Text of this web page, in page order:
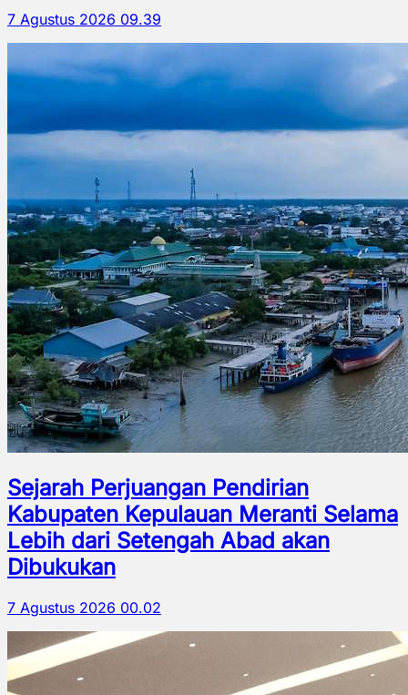
7 Agustus 2026 09.39
Sejarah Perjuangan Pendirian
Kabupaten Kepulauan Meranti Selama
Lebih dari Setengah Abad akan
Dibukukan
7 Agustus 2026 00.02